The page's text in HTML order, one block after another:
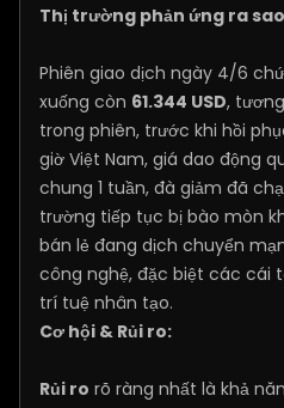
Thị trường phản ứng ra
Phiên giao dịch ngày 4/6
xuống còn 61.344 USD,
trong phiên, trước khi hồi
giờ Việt Nam, giá dao động
chung 1 tuần, đà giảm đã
trường tiếp tục bị bào mòn
bán lẻ đang dịch chuyển
công nghệ, đặc biệt các cái
trí tuệ nhân tạo.
Cơ hội & Rủi ro:
Rủi ro rõ ràng nhất là khả